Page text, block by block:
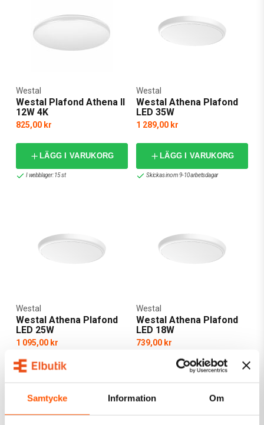
Samtycke Information Om
Westal Plafond Athena II
12W 4K
Westal
825,00 kr
LÄGG I VARUKORG
I webblager: 15 st
Westal Athena Plafond
LED 35W
Westal
1 289,00 kr
LÄGG I VARUKORG
Skickas inom 9-10 arbetsdagar
Westal Athena Plafond
LED 25W
Westal
1 095,00 kr
LÄGG I VARUKORG
Westal Athena Plafond
LED 18W
Westal
739,00 kr
LÄGG I VARUKORG